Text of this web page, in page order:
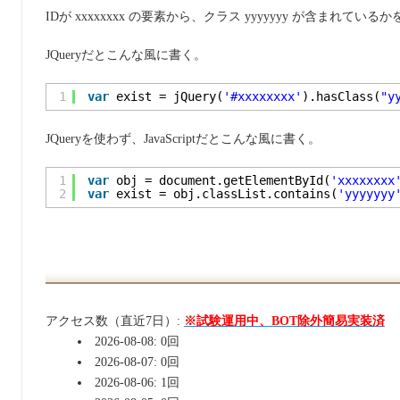
IDが xxxxxxxx の要素から、クラス yyyyyyy が含まれているか
JQueryだとこんな風に書く。
1 var exist = jQuery( '#xxxxxxxx' ).hasClass(
JQueryを使わず、JavaScriptだとこんな風に書く。
1
2
var obj = document.getElementById( 'xxxxxxxx'
var exist = obj.classList.contains( 'yyyyyyy'
アクセス数（直近7日）: ※試験運用中、BOT除外簡易実装済
2026-08-08: 0回
2026-08-07: 0回
2026-08-06: 1回